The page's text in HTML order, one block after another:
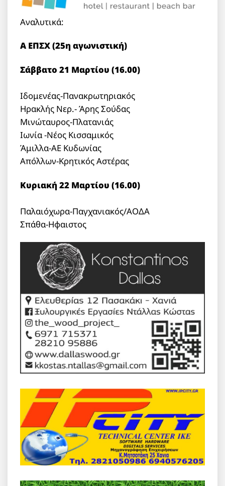
Αναλυτικά:
Α ΕΠΣΧ (25η αγωνιστική)
Σάββατο 21 Μαρτίου (16.00)
Ιδομενέας-Πανακρωτηριακός
Ηρακλής Νερ.- Άρης Σούδας
Μινώταυρος-Πλατανιάς
Ιωνία -Νέος Κισσαμικός
Άμιλλα-ΑΕ Κυδωνίας
Απόλλων-Κρητικός Αστέρας
Κυριακή 22 Μαρτίου (16.00)
Παλαιόχωρα-Παγχανιακός/ΑΟΔΑ
Σπάθα-Ηφαιστος